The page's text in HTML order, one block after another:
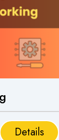
Details